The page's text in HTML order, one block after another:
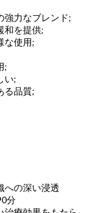
強力なブレンド;
和を提供;
な使用;
;
い;
る品質;
への深い浸透
分